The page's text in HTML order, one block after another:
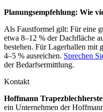
Planungsempfehlung: Wie
Als Faustformel gilt: Für eine
etwa 8–12 % der Dachfläche
bestehen. Für Lagerhallen mit
4–5 % ausreichen. Sprechen
der Bedarfsermittlung.
Kontakt
Hoffmann
ein Unternehmen der